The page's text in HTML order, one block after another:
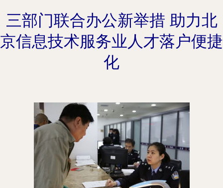
三部门联合办公新举措 助力北
京信息技术服务业人才落户便捷
化